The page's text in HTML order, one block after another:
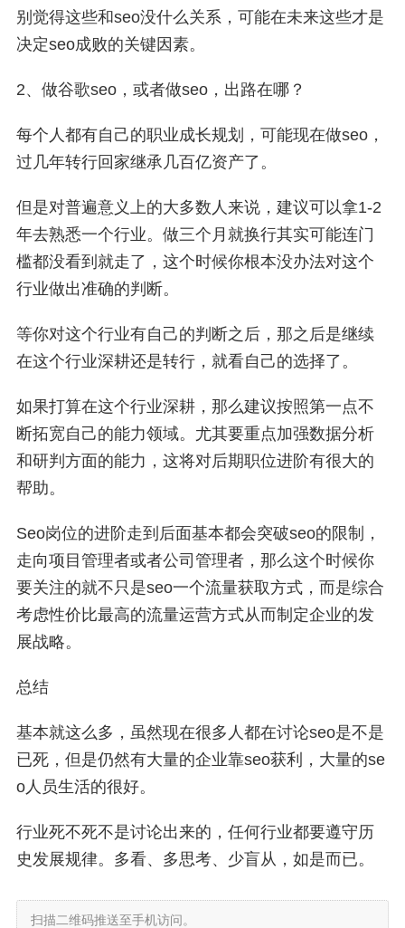
别觉得这些和seo没什么关系，可能在未来这些才是
决定seo成败的关键因素。
2、做谷歌seo，或者做seo，出路在哪？
每个人都有自己的职业成长规划，可能现在做seo，
过几年转行回家继承几百亿资产了。
但是对普遍意义上的大多数人来说，建议可以拿1-2
年去熟悉一个行业。做三个月就换行其实可能连门
槛都没看到就走了，这个时候你根本没办法对这个
行业做出准确的判断。
等你对这个行业有自己的判断之后，那之后是继续
在这个行业深耕还是转行，就看自己的选择了。
如果打算在这个行业深耕，那么建议按照第一点不
断拓宽自己的能力领域。尤其要重点加强数据分析
和研判方面的能力，这将对后期职位进阶有很大的
帮助。
Seo岗位的进阶走到后面基本都会突破seo的限制，
走向项目管理者或者公司管理者，那么这个时候你
要关注的就不只是seo一个流量获取方式，而是综合
考虑性价比最高的流量运营方式从而制定企业的发
展战略。
总结
基本就这么多，虽然现在很多人都在讨论seo是不是
已死，但是仍然有大量的企业靠seo获利，大量的se
o人员生活的很好。
行业死不死不是讨论出来的，任何行业都要遵守历
史发展规律。多看、多思考、少盲从，如是而已。
扫描二维码推送至手机访问。